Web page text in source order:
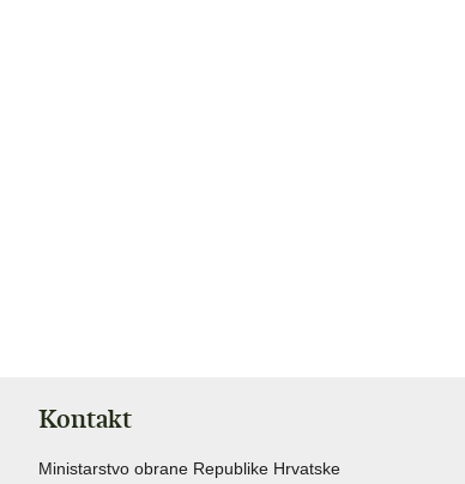
Kontakt
Ministarstvo obrane Republike Hrvatske